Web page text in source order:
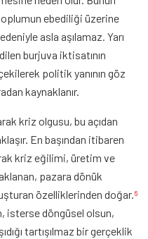
ebediliği üzerine
asla aşılamaz. Yarı
burjuva iktisatının
politik yanının göz
kaynaklanır.
kriz olgusu, bu açıdan
En başından itibaren
kriz eğilimi, üretim ve
pazara dönük
özelliklerinden doğar. 6
isterse döngüsel olsun,
tartışılmaz bir gerçeklik